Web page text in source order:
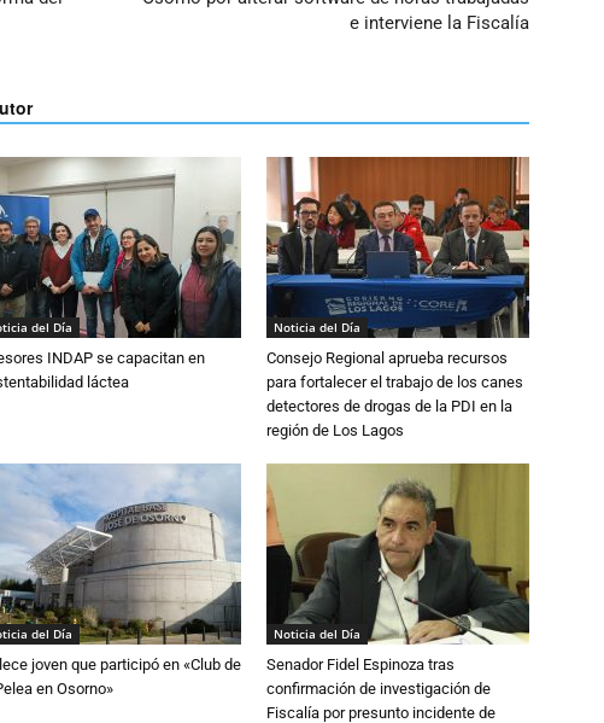
e interviene la Fiscalía
del Día
INDAP se capacitan en
láctea
Noticia del Día
Consejo Regional aprueba recursos
para fortalecer el trabajo de los canes
detectores de drogas de la PDI en la
región de Los Lagos
del Día
joven que participó en «Club de
en Osorno»
Noticia del Día
Senador Fidel Espinoza tras
confirmación de investigación de
Fiscalía por presunto incidente de